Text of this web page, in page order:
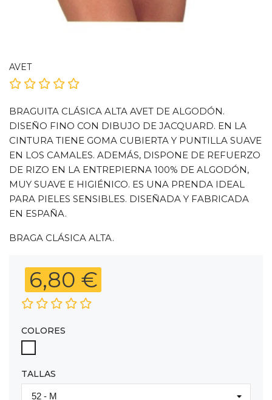
AVET
BRAGUITA CLÁSICA ALTA AVET DE ALGODÓN.
DISEÑO FINO CON DIBUJO DE JACQUARD. EN LA
CINTURA TIENE GOMA CUBIERTA Y PUNTILLA SUAVE
EN LOS CAMALES. ADEMÁS, DISPONE DE REFUERZO
DE RIZO EN LA ENTREPIERNA 100% DE ALGODÓN,
MUY SUAVE E HIGIÉNICO. ES UNA PRENDA IDEAL
PARA PIELES SENSIBLES. DISEÑADA Y FABRICADA
EN ESPAÑA.
BRAGA CLÁSICA ALTA.
6,80 €
COLORES
TALLAS